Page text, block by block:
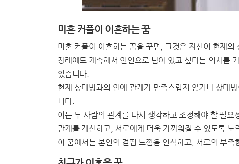
미혼 커플이 이혼하는 꿈
미혼 커플이 이혼하는 꿈을 꾸면, 그것은 자신이 현재
장래에도 계속해서 연인으로 남아 있고 싶다는 의사를
있습니다.
현재 상대방과의 연애 관계가 만족스럽지 않거나 상대
니다.
이는 두 사람의 관계를 다시 생각하고 조정해야 할 필
관계를 개선하고, 서로에게 더욱 가까워질 수 있도록 노
이 꿈에서는 본인의 결핍 느낌을 인식하고, 서로의 부